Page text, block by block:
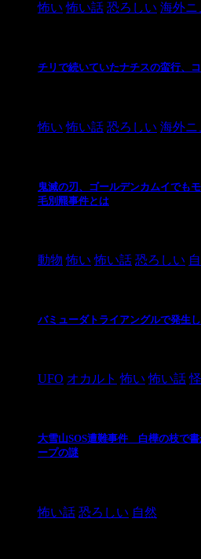
怖い 怖い話 恐ろしい 海外ニ
チリで続いていたナチスの蛮行、
怖い 怖い話 恐ろしい 海外ニ
鬼滅の刃、ゴールデンカムイでも
毛別羆事件とは
動物 怖い 怖い話 恐ろしい
バミューダトライアングルで発生
UFO オカルト 怖い 怖い話
大雪山SOS遭難事件 白樺の枝で書
ープの謎
怖い話 恐ろしい 自然